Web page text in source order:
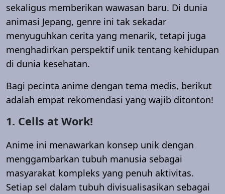
sekaligus memberikan wawasan baru. Di dunia
animasi Jepang, genre ini tak sekadar
menyuguhkan cerita yang menarik, tetapi juga
menghadirkan perspektif unik tentang kehidupan
di dunia kesehatan.
Bagi pecinta anime dengan tema medis, berikut
adalah empat rekomendasi yang wajib ditonton!
1. Cells at Work!
Anime ini menawarkan konsep unik dengan
menggambarkan tubuh manusia sebagai
masyarakat kompleks yang penuh aktivitas.
Setiap sel dalam tubuh divisualisasikan sebagai